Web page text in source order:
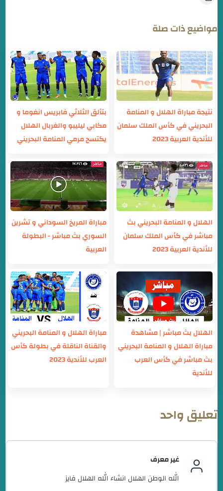
مواضيع ذات صلة
نتيجة مباراة الهلال و المنامة
البحريني في كأس الملك سلمان
للأندية العربية 2023
بتألق الثلاثي فابريس انغوما و
مكابي ليليبو والغربال الهلال
يكتسح مرمي المنامة البحريني
الهلال و المنامة البحريني بث
مباشر في كأس الملك سلمان
للأندية العربية 2023
مباراة المريخ السوداني و تشرين
السوري بث مباشر - البطولة
العربية
الهلال بث مباشر | مشاهدة
مباراة الهلال و المنامة البحريني
بث مباشر في كأس العرب
للأندية
مباراة الهلال و المنامة البحريني
والقناة الناقلة في بطولة كأس
العرب للأندية 2023
تعليق واحد
غير معرف
الله الوطن الهلال انشاء الله الهلال فايز